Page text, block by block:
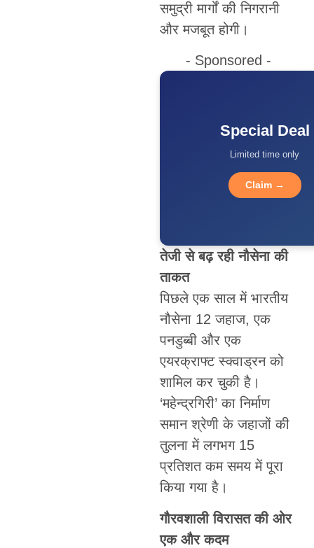
समुद्री मार्गों की निगरानी
और मजबूत होगी।
- Sponsored -
Special Deal
Limited time only
Claim →
तेजी से बढ़ रही नौसेना की
ताकत
पिछले एक साल में भारतीय
नौसेना 12 जहाज, एक
पनडुब्बी और एक
एयरक्राफ्ट स्क्वाड्रन को
शामिल कर चुकी है।
‘महेन्द्रगिरी’ का निर्माण
समान श्रेणी के जहाजों की
तुलना में लगभग 15
प्रतिशत कम समय में पूरा
किया गया है।
गौरवशाली विरासत की ओर
एक और कदम